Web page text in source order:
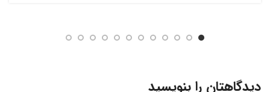
دیدگاهتان را بنویسید